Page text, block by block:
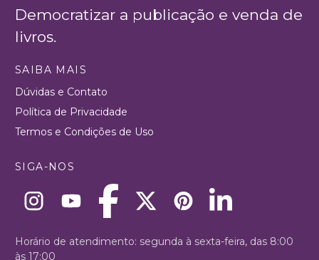
Democratizar a publicação e venda de
livros.
SAIBA MAIS
Dúvidas e Contato
Política de Privacidade
Termos e Condições de Uso
SIGA-NOS
Horário de atendimento: segunda à sexta-feira, das 8:00
às 17:00